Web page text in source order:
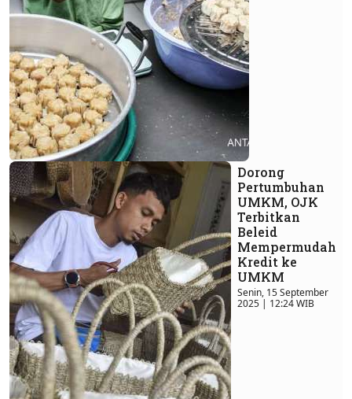
Dorong
Pertumbuhan
UMKM, OJK
Terbitkan
Beleid
Mempermudah
Kredit ke
UMKM
Senin, 15 September
2025 | 12:24 WIB